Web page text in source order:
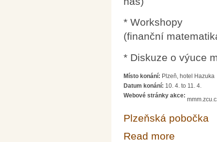
* Workshopy
(finanční
* Diskuze o výuce
Místo konání: Plzeň, hotel Hazuka
Datum konání: 10. 4. to 11. 4.
Webové stránky akce:
Plzeňská pobočka
Read more